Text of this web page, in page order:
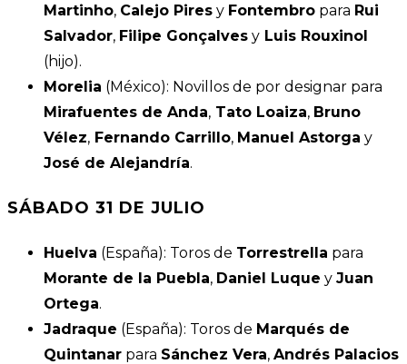
Martinho, Calejo Pires y Fontembro para Rui
Salvador, Filipe Gonçalves y Luis Rouxinol
(hijo).
Morelia (México): Novillos de por designar para
Mirafuentes de Anda, Tato Loaiza, Bruno
Vélez, Fernando Carrillo, Manuel Astorga y
José de Alejandría.
SÁBADO 31 DE JULIO
Huelva (España): Toros de Torrestrella para
Morante de la Puebla, Daniel Luque y Juan
Ortega.
Jadraque (España): Toros de Marqués de
Quintanar para Sánchez Vera, Andrés Palacios